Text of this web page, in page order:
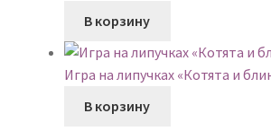
В корзину
Игра на липучках «Котята и
В корзину